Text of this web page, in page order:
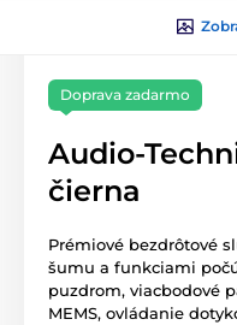
Doprava zadarmo
Audio-
čierna
Prémiové bezdrôtové
šumu a funkciami
puzdrom, viacbodové
MEMS, ovládanie